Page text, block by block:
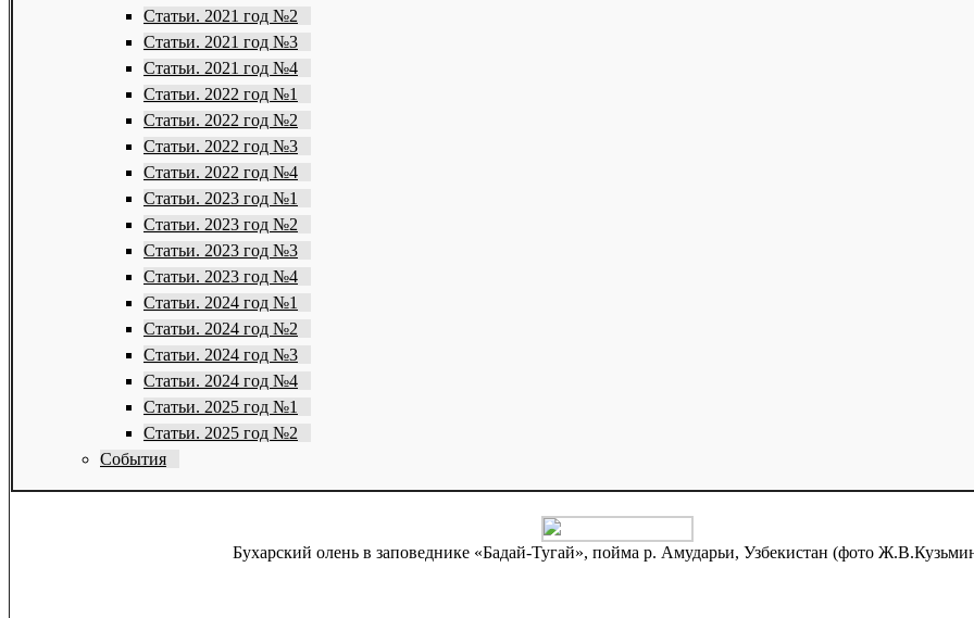
Статьи. 2021 год №2
Статьи. 2021 год №3
Статьи. 2021 год №4
Статьи. 2022 год №1
Статьи. 2022 год №2
Статьи. 2022 год №3
Статьи. 2022 год №4
Статьи. 2023 год №1
Статьи. 2023 год №2
Статьи. 2023 год №3
Статьи. 2023 год №4
Статьи. 2024 год №1
Статьи. 2024 год №2
Статьи. 2024 год №3
Статьи. 2024 год №4
Статьи. 2025 год №1
Статьи. 2025 год №2
События
Бухарский олень в заповеднике «Бадай-Тугай», пойма р. Амударьи, Узбекистан (фото